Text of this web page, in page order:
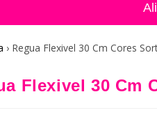
› Regua Flexivel 30 Cm Cores
Flexivel 30 Cm